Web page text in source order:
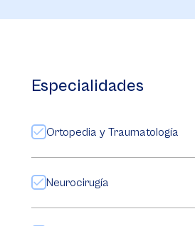
Especialidades
Ortopedia y Traumatología
Neurocirugía